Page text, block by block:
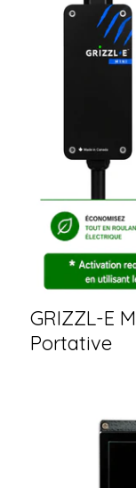
GRIZZL-E
Portative